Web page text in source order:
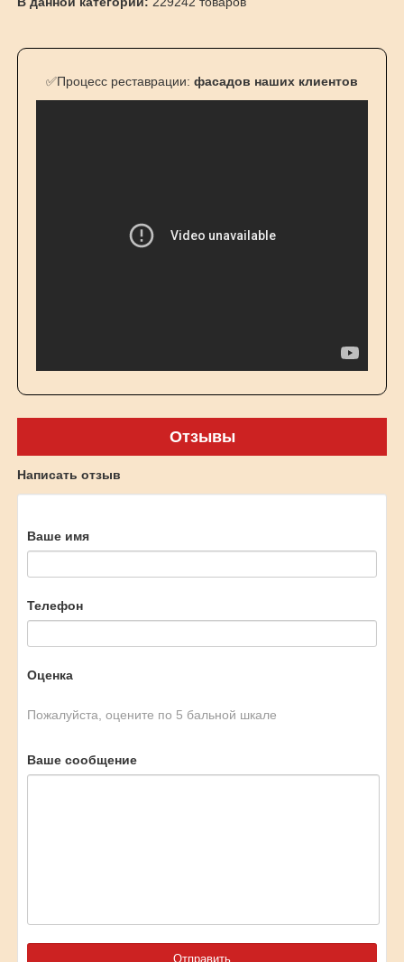
✅Процесс реставрации: фасадов наших клиентов
Отзывы
Написать отзыв
Ваше имя
Телефон
Оценка
Пожалуйста, оцените по 5 бальной шкале
Ваше сообщение